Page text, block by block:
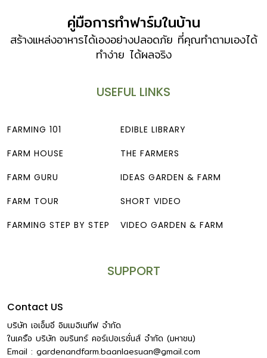
ปลวกจะเดินผ่าน ไม่ว่าจะเป็นการพ่นสารเคมี ฉีดโฟมกำจัดปลวก
วางท่อใต้ดิน หรือเจาะพื้นคอนกรีตเพื่ออัดน้ำยา ฤทธิ์ของสารเคมี
ที่กระจายอยู่ทั่วบ้านจะทำให้ปลวกไม่สามารถอาศัยหรือขยายพันธุ์
กำจัดปลวกของแต่ละเจ้าต่างออกฤทธิ์ไม่เหมือนกัน บางสูตรอาจ
มากขึ้นกับผู้ป่วย เด็กอ่อน และสัตว์เลี้ยง ตั้งแต่อาการอย่างเบา
คู่มือการทำฟาร์มในบ้าน
สร้างแหล่งอาหารได้เองอย่างปลอดภัย ที่คุณทำตามเองได้
ทำง่าย ได้ผลจริง
USEFUL LINKS
FARMING 101
FARM HOUSE
FARM GURU
FARM TOUR
FARMING STEP BY STEP
EDIBLE LIBRARY
THE FARMERS
IDEAS GARDEN & FARM
SHORT VIDEO
VIDEO GARDEN & FARM
SUPPORT
Contact US
บริษัท เอเอ็มอี อิมเมจิเนทีฟ จำกัด
ในเครือ บริษัท อมรินทร์ คอร์เปอเรชั่นส์ จำกัด (มหาชน)
Email : gardenandfarm.baanlaesuan@gmail.com